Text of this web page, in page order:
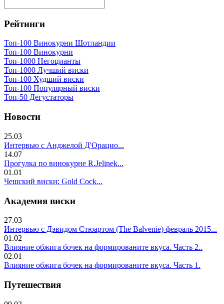
Рейтинги
Топ-100 Винокурни Шотландии
Топ-100 Винокурни
Топ-1000 Негоцианты
Топ-1000 Лучший виски
Топ-100 Худший виски
Топ-100 Популярный виски
Топ-50 Дегустаторы
Новости
25.03
Интервью с Анджелой Д'Орацио...
14.07
Прогулка по винокурне R.Jelinek...
01.01
Чешский виски: Gold Cock...
Академия виски
27.03
Интервью с Дэвидом Стюартом (The Balvenie) февраль 2015...
01.02
Влияние обжига бочек на формированите вкуса. Часть 2..
02.01
Влияние обжига бочек на формированите вкуса. Часть 1.
Путешествия